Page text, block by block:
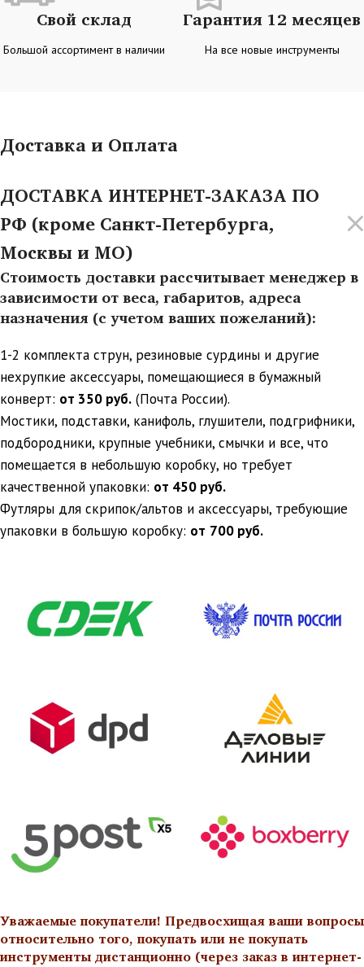
Свой склад
Большой ассортимент в наличии
Гарантия 12 месяцев
На все новые инструменты
Доставка и Оплата
ДОСТАВКА ИНТЕРНЕТ-ЗАКАЗА ПО
РФ (кроме Санкт-Петербурга,
Москвы и МО)
Стоимость доставки рассчитывает менеджер в
зависимости от веса, габаритов, адреса
назначения (с учетом ваших пожеланий):
1-2 комплекта струн, резиновые сурдины и другие
нехрупкие аксессуары, помещающиеся в бумажный
конверт: от 350 руб. (Почта России).
Мостики, подставки, канифоль, глушители, подгрифники,
подбородники, крупные учебники, смычки и все, что
помещается в небольшую коробку, но требует
качественной упаковки: от 450 руб.
Футляры для скрипок/альтов и аксессуары, требующие
упаковки в большую коробку: от 700 руб.
Уважаемые покупатели! Предвосхищая ваши вопросы
относительно того, покупать или не покупать
инструменты дистанционно (через заказ в интернет-